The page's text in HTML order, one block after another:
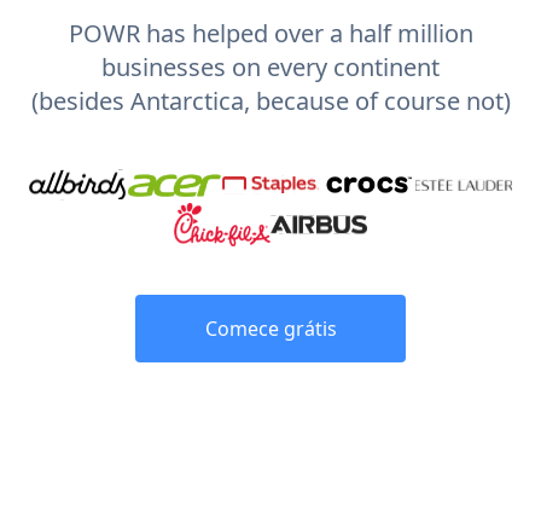
POWR has helped over a half million
businesses on every continent
(besides Antarctica, because of course not)
Comece grátis